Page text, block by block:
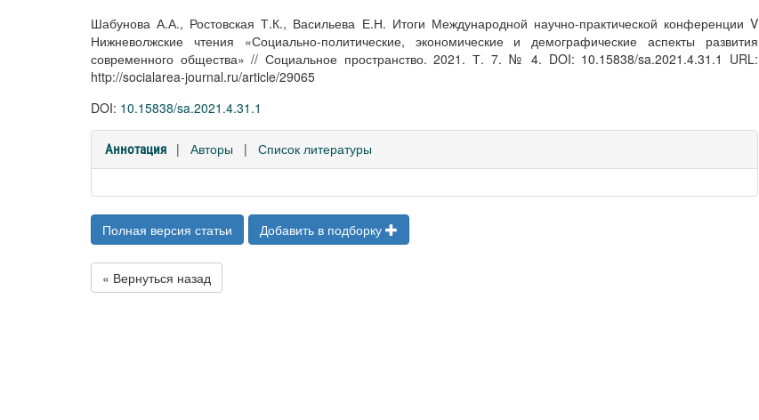
Шабунова А.А., Ростовская Т.К., Васильева Е.Н. Итоги Международной научно-практической конференции V
Нижневолжские чтения «Социально-политические, экономические и демографические аспекты развития
современного общества» // Социальное пространство. 2021. Т. 7. № 4. DOI: 10.15838/sa.2021.4.31.1 URL:
http://socialarea-journal.ru/article/29065
DOI: 10.15838/sa.2021.4.31.1
Аннотация | Авторы | Список литературы
Полная версия статьи Добавить в подборку
« Вернуться назад